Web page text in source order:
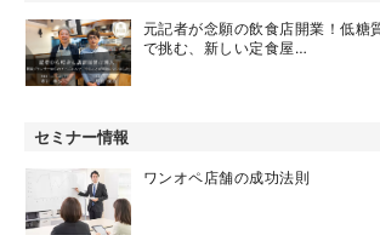
元記者が念願の飲食店開業！低糖
で挑む、新しい定食屋…
セミナー情報
ワンオペ店舗の成功法則